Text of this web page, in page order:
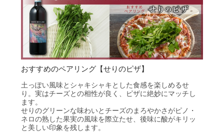
おすすめのペアリング【せりのピザ】
土っぽい風味とシャキシャキとした食感を楽しめるせ
り。実はチーズとの相性が良く、ピザに絶妙にマッチし
ます。
せりのグリーンな味わいとチーズのまろやかさがピノ・
ネロの熟した果実の風味を際立たせ、後味に酸がキリッ
と美しい印象を残します。